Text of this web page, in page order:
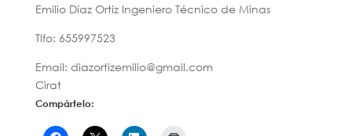
Emilio Díaz Ortiz Ingeniero Técnico de Minas
Tlfo: 655997523
Email: diazortizemilio@gmail.com
Cirat
Compártelo: